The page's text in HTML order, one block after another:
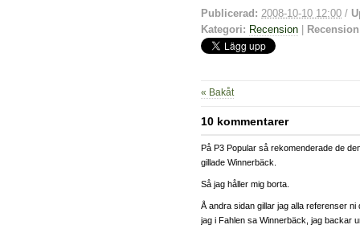
Publicerad: 2008-10-10 12:00 /
Kategori: Recension
« Bakåt
10 kommentarer
På P3 Popular så rekomenderade de
gillade Winnerbäck.
Så jag håller mig borta.
Å andra sidan gillar jag alla referenser ni
jag i Fahlen sa Winnerbäck, jag backar